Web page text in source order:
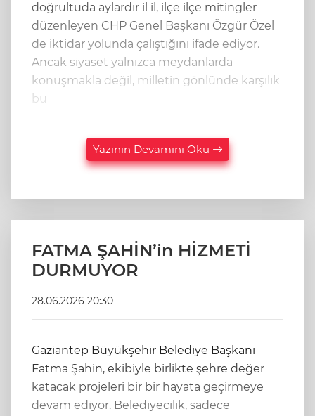
doğrultuda aylardır il il, ilçe ilçe mitingler
düzenleyen CHP Genel Başkanı Özgür Özel
de iktidar yolunda çalıştığını ifade ediyor.
Ancak siyaset yalnızca meydanlarda
konuşmakla değil, milletin gönlünde karşılık
bu
Yazının Devamını Oku
FATMA ŞAHİN’in HİZMETİ
DURMUYOR
28.06.2026 20:30
Gaziantep Büyükşehir Belediye Başkanı
Fatma Şahin, ekibiyle birlikte şehre değer
katacak projeleri bir bir hayata geçirmeye
devam ediyor. Belediyecilik, sadece